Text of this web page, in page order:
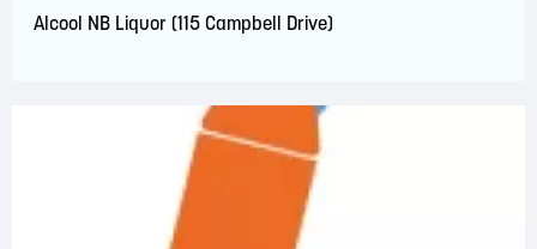
Alcool NB Liquor (115 Campbell Drive)